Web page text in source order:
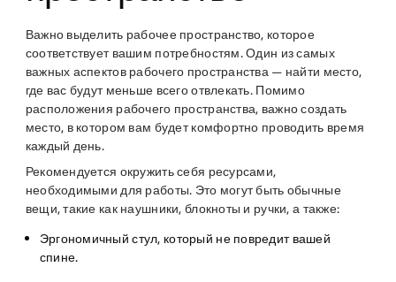
Важно выделить рабочее пространство, которое
соответствует вашим потребностям. Один из самых
важных аспектов рабочего пространства — найти место,
где вас будут меньше всего отвлекать. Помимо
расположения рабочего пространства, важно создать
место, в котором вам будет комфортно проводить время
каждый день.
Рекомендуется окружить себя ресурсами,
необходимыми для работы. Это могут быть обычные
вещи, такие как наушники, блокноты и ручки, а также:
Эргономичный стул, который не повредит вашей
спине.